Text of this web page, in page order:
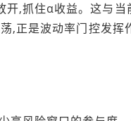
,抓住α收益。这与
,正是波动率门控发